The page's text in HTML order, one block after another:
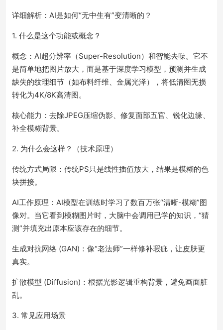
详细解析：AI是如何“无中生有”变清晰的？
1. 什么是这个功能或概念？
概念：AI超分辨率（Super-Resolution）和智能去噪。它不
是简单地把图片放大，而是基于深度学习模型，预测并生成
缺失的纹理细节（如布料纤维、金属光泽），将低清图无损
转化为4K/8K高清图。
核心能力：去除JPEG压缩伪影、修复面部五官、锐化边缘、
补全模糊背景。
2. 为什么会这样？（技术原理）
传统方式局限：传统PS只是线性插值放大，结果是模糊的色
块拼接。
AI工作原理：AI模型在训练时学习了数百万张“清晰-模糊”图
像对。当它看到模糊图片时，大脑中会调用已学的知识，“猜
测”并填充出原本应该存在的细节。
生成对抗网络 (GAN)：像“老法师”一样修补瑕疵，让皮肤更
真实。
扩散模型 (Diffusion)：根据光影逻辑重构背景，避免画面脏
乱。
3. 常见应用场景